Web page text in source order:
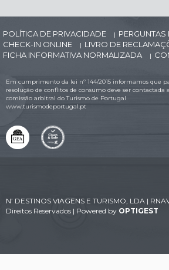
POLÍTICA DE PRIVACIDADE | PERGUNTAS
CHECK-IN ONLINE | LIVRO DE
FICHA INFORMATIVA NORMALIZADA |
Em cumprimento da lei nº 144/2015 informamos que
resolução de conflitos de consumo deve ser contactada a
comissão arbitral do Turismo de Portugal
www.turismodeportugal.pt
N’ DESTINOS VIAGENS E TURISMO, LDA |
Direitos Reservados | Powered by OPTIGEST